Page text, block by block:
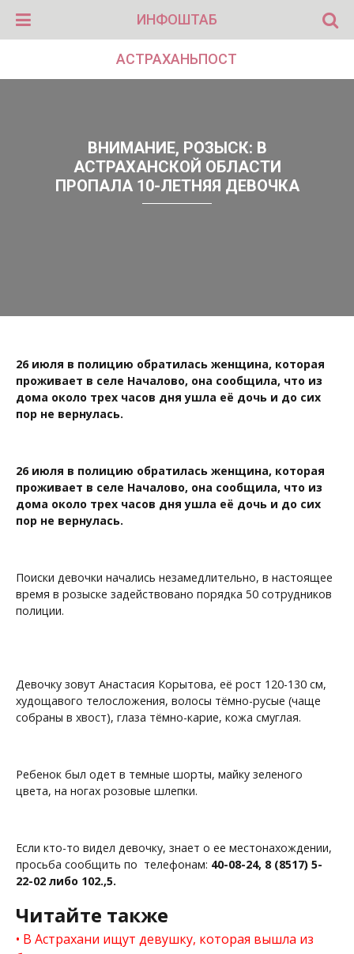
ИНФОШТАБ
АСТРАХАНЬПОСТ
ВНИМАНИЕ, РОЗЫСК: В
АСТРАХАНСКОЙ ОБЛАСТИ
ПРОПАЛА 10-ЛЕТНЯЯ ДЕВОЧКА
26 июля в полицию обратилась женщина, которая
проживает в селе Началово, она сообщила, что из
дома около трех часов дня ушла её дочь и до сих
пор не вернулась.
26 июля в полицию обратилась женщина, которая
проживает в селе Началово, она сообщила, что из
дома около трех часов дня ушла её дочь и до сих
пор не вернулась.
Поиски девочки начались незамедлительно, в настоящее
время в розыске задействовано порядка 50 сотрудников
полиции.
Девочку зовут Анастасия Корытова, её рост 120-130 см,
худощавого телосложения, волосы тёмно-русые (чаще
собраны в хвост), глаза тёмно-карие, кожа смуглая.
Ребенок был одет в темные шорты, майку зеленого
цвета, на ногах розовые шлепки.
Если кто-то видел девочку, знает о ее местонахождении,
просьба сообщить по телефонам: 40-08-24, 8 (8517) 5-
22-02 либо 102.,5.
Читайте также
В Астрахани ищут девушку, которая вышла из